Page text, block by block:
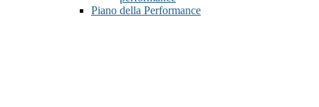
Piano della Performance